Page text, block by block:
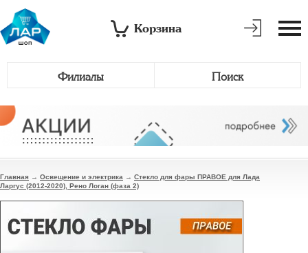
Корзина
Филиалы Поиск
Главная → Освещение и электрика → Стекло для фары ПРАВОЕ для Лада
Ларгус (2012-2020), Рено Логан (фаза 2)